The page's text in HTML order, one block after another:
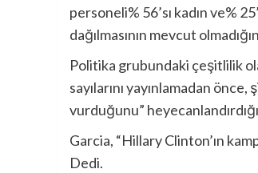
personeli% 56’sı kadın ve%
dağılmasının mevcut
Politika grubundaki çeşitlilik
sayılarını yayınlamadan
vurduğunu”
Garcia, “Hillary Clinton’ın
Dedi.